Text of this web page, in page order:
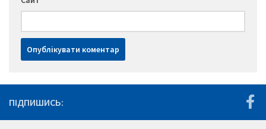
ПІДПИШИСЬ: